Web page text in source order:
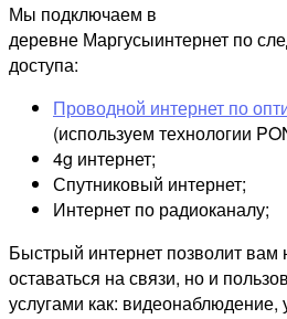
Мы подключаем в
деревне Маргусыинтернет по
доступа:
Проводной интернет по
(используем технологии
4g интернет;
Спутниковый интернет;
Интернет по радиоканалу;
Быстрый интернет позволит вам
оставаться на связи, но и
услугами как: